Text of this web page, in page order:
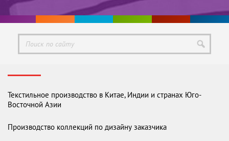
Текстильное производство в Китае, Индии и странах Юго-
Восточной Азии
Производство коллекций по дизайну заказчика